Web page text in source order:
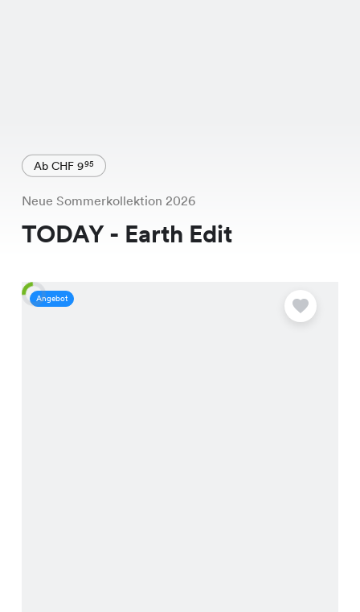
Ab CHF 995
Neue Sommerkollektion 2026
TODAY - Earth Edit
Angebot